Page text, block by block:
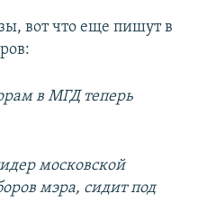
вот что еще пишут в
в МГД теперь
московской
мэра, сидит под